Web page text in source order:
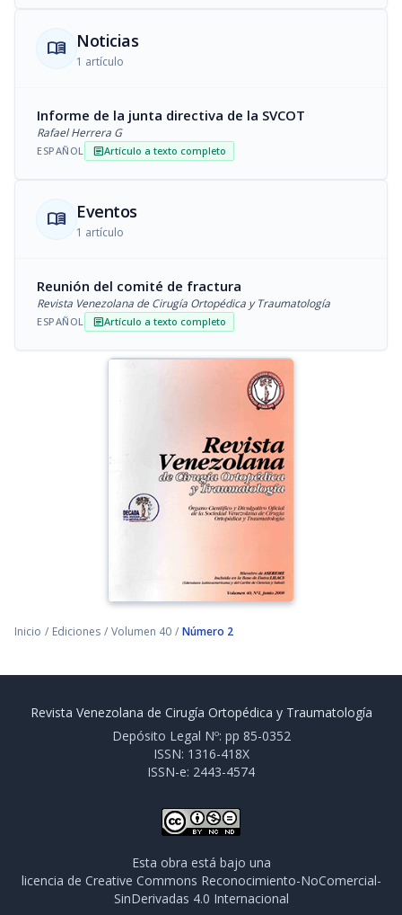
menu_book Noticias
1 artículo
Informe de la junta directiva de la SVCOT
Rafael Herrera G
ESPAÑOL articleArtículo a texto completo
menu_book Eventos
1 artículo
Reunión del comité de fractura
Revista Venezolana de Cirugía Ortopédica y Traumatología
ESPAÑOL articleArtículo a texto completo
Inicio / Ediciones / Volumen 40 / Número 2
Revista Venezolana de Cirugía Ortopédica y Traumatología
Depósito Legal Nº: pp 85-0352
ISSN: 1316-418X
ISSN-e: 2443-4574
Esta obra está bajo una
licencia de Creative Commons Reconocimiento-NoComercial-
SinDerivadas 4.0 Internacional